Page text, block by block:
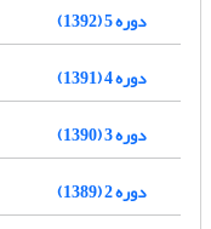
دوره 5 (1392)
دوره 4 (1391)
دوره 3 (1390)
دوره 2 (1389)